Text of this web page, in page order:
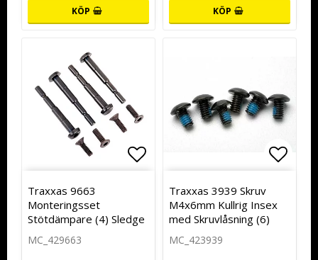
KÖP KÖP
Lägg till i favoritlistan
Traxxas 9663
Monteringsset
Stötdämpare (4) Sledge
MC_429663
Traxxas 3939 Skruv
M4x6mm Kullrig Insex
med Skruvlåsning (6)
MC_423939